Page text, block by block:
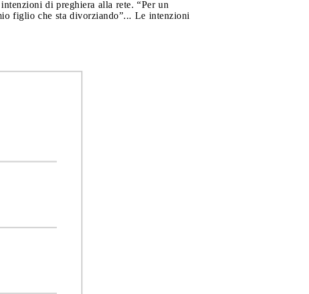
di preghiera alla rete. “Per un
figlio che sta divorziando”... Le intenzioni